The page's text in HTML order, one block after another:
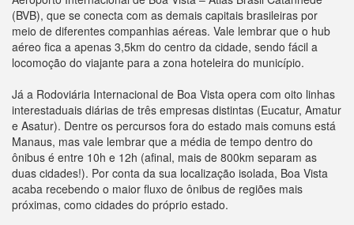
(BVB), que se conecta com as demais capitais brasileiras por
meio de diferentes companhias aéreas. Vale lembrar que o hub
aéreo fica a apenas 3,5km do centro da cidade, sendo fácil a
locomoção do viajante para a zona hoteleira do município.
Já a Rodoviária Internacional de Boa Vista opera com oito linhas
interestaduais diárias de três empresas distintas (Eucatur, Amatur
e Asatur). Dentre os percursos fora do estado mais comuns está
Manaus, mas vale lembrar que a média de tempo dentro do
ônibus é entre 10h e 12h (afinal, mais de 800km separam as
duas cidades!). Por conta da sua localização isolada, Boa Vista
acaba recebendo o maior fluxo de ônibus de regiões mais
próximas, como cidades do próprio estado.